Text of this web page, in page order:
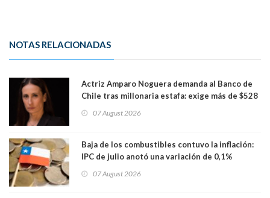
NOTAS RELACIONADAS
Actriz Amparo Noguera demanda al Banco de
Chile tras millonaria estafa: exige más de $528
07 August 2026
Baja de los combustibles contuvo la inflación:
IPC de julio anotó una variación de 0,1%
07 August 2026